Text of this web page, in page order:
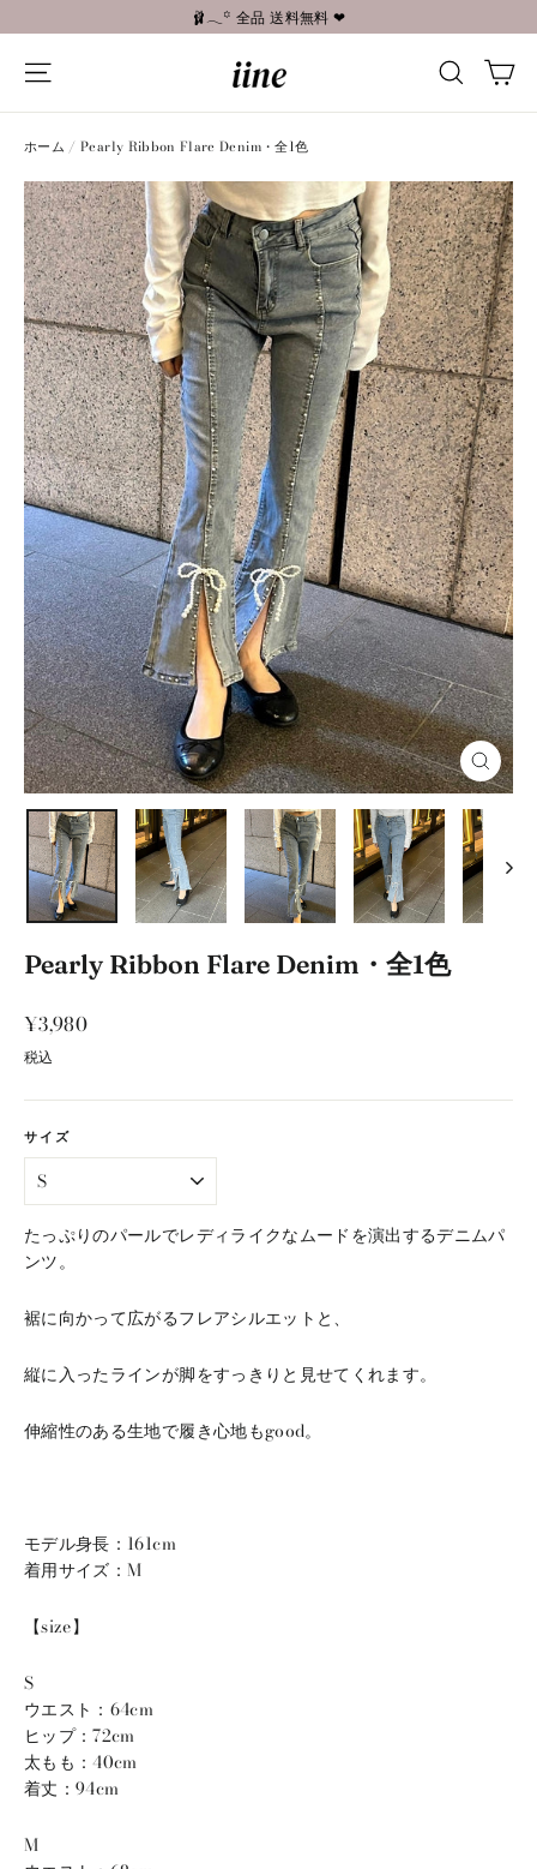
ン
ツ
🩰𓂃꙳ 全品 送料無料 ❤︎
ナビゲーションメニュー 検索す
ホーム / Pearly Ribbon Flare Denim・全1色
閉
じ
る
Pearly Ribbon Flare Denim・全1色
通
常
価
格
¥3,980
税込
サイズ
たっぷりのパールでレディライクなムードを演出するデニムパ
ンツ。
裾に向かって広がるフレアシルエットと、
縦に入ったラインが脚をすっきりと見せてくれます。
伸縮性のある生地で履き心地もgood。
モデル身長： 161cm
着用サイズ：M
【size】
S
ウエスト：64cm
ヒップ：72cm
太もも：40cm
着丈：94cm
M